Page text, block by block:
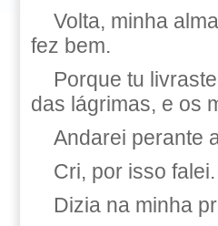
Volta, minha
fez bem.
Porque tu
das lágrimas, e os
Andarei perante
Cri, por isso
Dizia na minha